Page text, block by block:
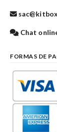
Chat
FORMAS DE